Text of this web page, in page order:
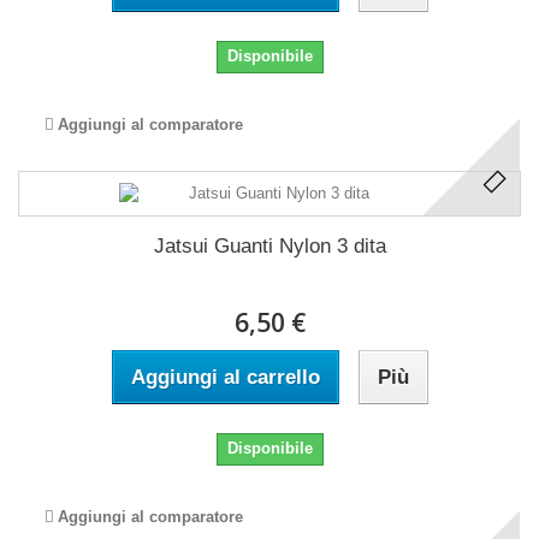
Disponibile
Aggiungi al comparatore
Jatsui Guanti Nylon 3 dita
6,50 €
Aggiungi al carrello Più
Disponibile
Aggiungi al comparatore